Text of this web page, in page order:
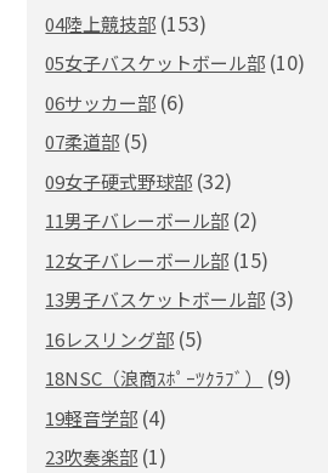
04陸上競技部 (153)
05女子バスケットボール部 (10)
06サッカー部 (6)
07柔道部 (5)
09女子硬式野球部 (32)
11男子バレーボール部 (2)
12女子バレーボール部 (15)
13男子バスケットボール部 (3)
16レスリング部 (5)
18NSC（浪商ｽﾎﾟｰﾂｸﾗﾌﾞ） (9)
19軽音学部 (4)
23吹奏楽部 (1)